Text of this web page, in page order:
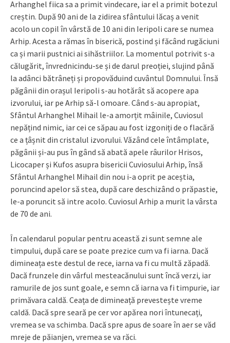
Arhanghel fiica sa a primit vindecare, iar el a primit botezul
creștin. După 90 ani de la zidirea sfântului lăcaș a venit
acolo un copil în vârstă de 10 ani din Ieripoli care se numea
Arhip. Acesta a rămas în biserică, postind și făcând rugăciuni
ca și marii pustnici ai sihăstriilor. La momentul potrivit s-a
călugărit, învrednicindu-se și de darul preoției, slujind până
la adânci bătrâneți și propovăduind cuvântul Domnului. Însă
păgânii din orașul Ieripoli s-au hotărât să acopere apa
izvorului, iar pe Arhip să-l omoare. Când s-au apropiat,
Sfântul Arhanghel Mihail le-a amorțit mâinile, Cuviosul
nepățind nimic, iar cei ce săpau au fost izgoniți de o flacără
ce a țâșnit din cristalul izvorului. Văzând cele întâmplate,
păgânii și-au pus în gând să abată apele râurilor Hrisos,
Licocaper și Kufos asupra bisericii Cuviosului Arhip, însă
Sfântul Arhanghel Mihail din nou i-a oprit pe aceștia,
poruncind apelor să stea, după care deschizând o prăpastie,
le-a poruncit să intre acolo. Cuviosul Arhip a murit la vârsta
de 70 de ani.
În calendarul popular pentru această zi sunt semne ale
timpului, după care se poate prezice cum va fi iarna. Dacă
dimineața este destul de rece, iarna va fi cu multă zăpadă.
Dacă frunzele din vârful mesteacănului sunt încă verzi, iar
ramurile de jos sunt goale, e semn că iarna va fi timpurie, iar
primăvara caldă. Ceața de dimineață prevestește vreme
caldă. Dacă spre seară pe cer vor apărea nori întunecați,
vremea se va schimba. Dacă spre apus de soare în aer se văd
mreje de păianjen, vremea se va răci.